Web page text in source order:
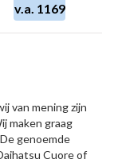
v.a. 1169
van mening zijn
maken graag
genoemde
Cuore of